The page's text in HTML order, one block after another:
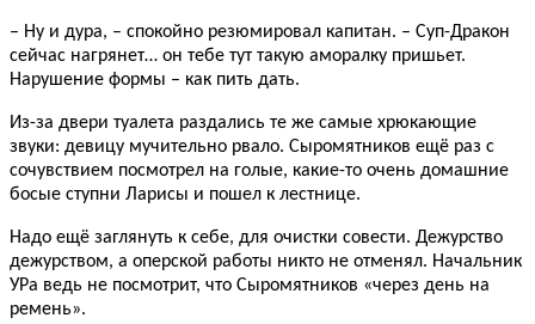
– Ну и дура, – спокойно резюмировал капитан. – Суп-Дракон
сейчас нагрянет… он тебе тут такую аморалку пришьет.
Нарушение формы – как пить дать.
Из-за двери туалета раздались те же самые хрюкающие
звуки: девицу мучительно рвало. Сыромятников ещё раз с
сочувствием посмотрел на голые, какие-то очень домашние
босые ступни Ларисы и пошел к лестнице.
Надо ещё заглянуть к себе, для очистки совести. Дежурство
дежурством, а оперской работы никто не отменял. Начальник
УРа ведь не посмотрит, что Сыромятников «через день на
ремень».